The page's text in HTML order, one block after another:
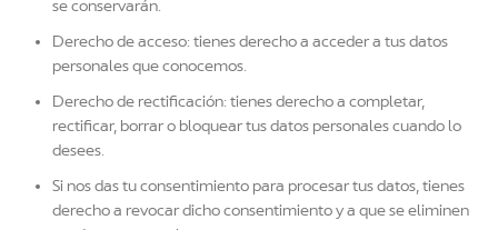
se conservarán.
Derecho de acceso: tienes derecho a acceder a tus datos
personales que conocemos.
Derecho de rectificación: tienes derecho a completar,
rectificar, borrar o bloquear tus datos personales cuando lo
desees.
Si nos das tu consentimiento para procesar tus datos, tienes
derecho a revocar dicho consentimiento y a que se eliminen